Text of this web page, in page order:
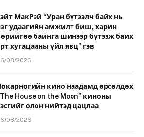
МакРэй “Уран бүтээлч байх нь
удаагийн амжилт биш, харин
байнга шинээр бүтээж байх
хугацааны үйл явц” гэв
08/2026
кино наадамд өрсөлдөх
House on the Moon” киноны
олон нийтэд цацлаа
08/2026